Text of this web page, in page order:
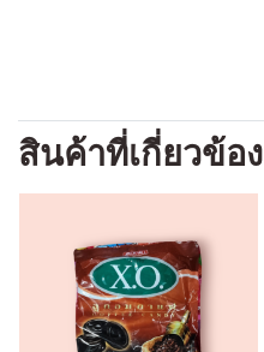
สินค้าที่เกี่ยวข้อง